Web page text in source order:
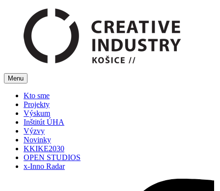
Menu
Kto sme
Projekty
Výskum
Inštitút ÚHA
Výzvy
Novinky
KKIKE2030
OPEN STUDIOS
x-Inno Radar